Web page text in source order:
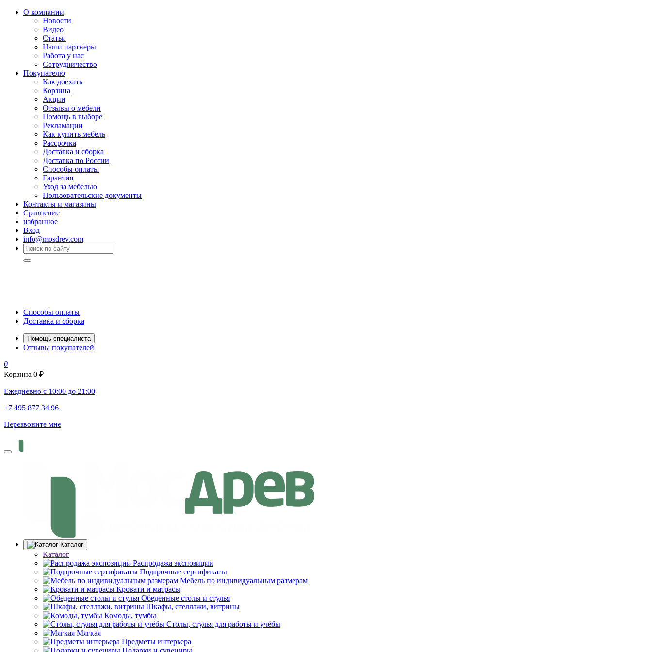
О компании
Новости
Видео
Статьи
Наши партнеры
Работа у нас
Сотрудничество
Покупателю
Как доехать
Корзина
Акции
Отзывы о мебели
Помощь в выборе
Рекламации
Как купить мебель
Рассрочка
Доставка и сборка
Доставка по России
Способы оплаты
Гарантия
Уход за мебелью
Пользовательские документы
Контакты и магазины
Сравнение
избранное
Вход
info@mosdrev.com
Способы оплаты
Доставка и сборка
Помощь специалиста
Отзывы покупателей
0
Корзина 0 ₽
Ежедневно с 10:00 до 21:00
+7 495 877 34 96
Перезвоните мне
Каталог
Каталог
Распродажа экспозиции
Подарочные сертификаты
Мебель по индивидуальным размерам
Кровати и матрасы
Обеденные столы и стулья
Шкафы, стеллажи, витрины
Комоды, тумбы
Столы, стулья для работы и учёбы
Мягкая
Предметы интерьера
Подарки и сувениры